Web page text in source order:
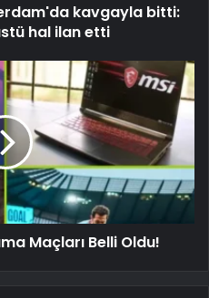
kavgayla bitti:
hal ilan etti
Maçları Belli Oldu!